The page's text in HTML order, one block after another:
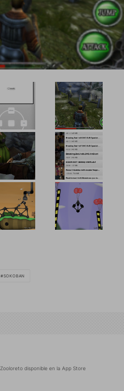
SOKOBAN
Zooloreto disponible en la App Store